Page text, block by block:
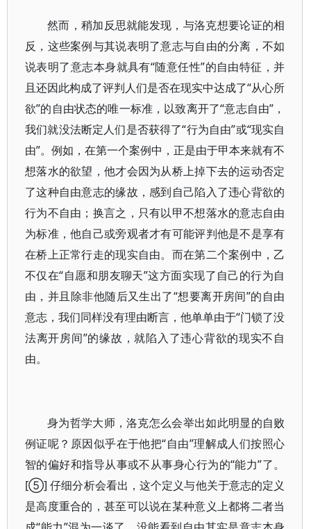
然而，稍加反思就能发现，与洛克想要论证的相
反，这些案例与其说表明了意志与自由的分离，不如
说表明了意志本身就具有“随意任性”的自由特征，并
且还因此构成了评判人们是否在现实中达成了“从心所
欲”的自由状态的唯一标准，以致离开了“意志自由”，
我们就没法断定人们是否获得了“行为自由”或“现实自
由”。例如，在第一个案例中，正是由于甲本来就有不
想落水的欲望，他才会因为从桥上掉下去的运动否定
了这种自由意志的缘故，感到自己陷入了违心背欲的
行为不自由；换言之，只有以甲不想落水的意志自由
为标准，他自己或旁观者才有可能评判他是不是享有
在桥上正常行走的现实自由。而在第二个案例中，乙
不仅在“自愿和朋友聊天”这方面实现了自己的行为自
由，并且除非他随后又生出了“想要离开房间”的自由
意志，我们同样没有理由断言，他单单由于“门锁了没
法离开房间”的缘故，就陷入了违心背欲的现实不自
由。
身为哲学大师，洛克怎么会举出如此明显的自败
例证呢？原因似乎在于他把“自由”理解成人们按照心
智的偏好和指导从事或不从事身心行为的“能力”了。
[⑤] 仔细分析会看出，这个定义与他关于意志的定义
是高度重合的，甚至可以说在某种意义上都将二者当